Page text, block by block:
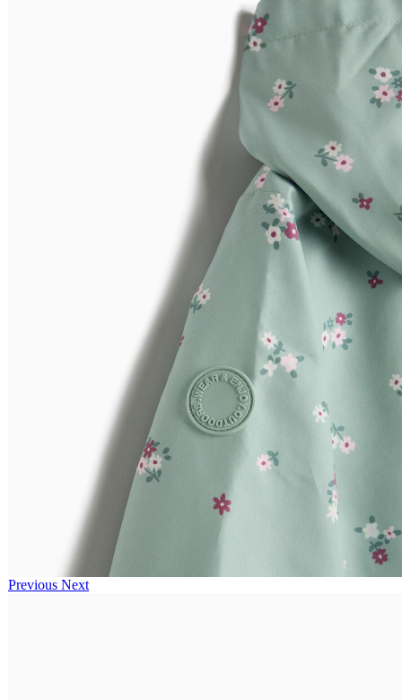
Previous Next